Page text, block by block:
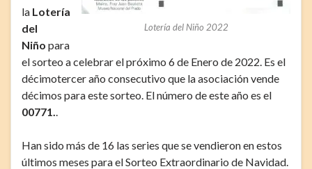
Lotería del Niño 2022
la Lotería
del
Niño para
el sorteo a celebrar el próximo 6 de Enero de 2022. Es el
décimotercer año consecutivo que la asociación vende
décimos para este sorteo. El número de este año es el
00771.
Han sido más de 16 las series que se vendieron en estos
últimos meses para el Sorteo Extraordinario de Navidad.